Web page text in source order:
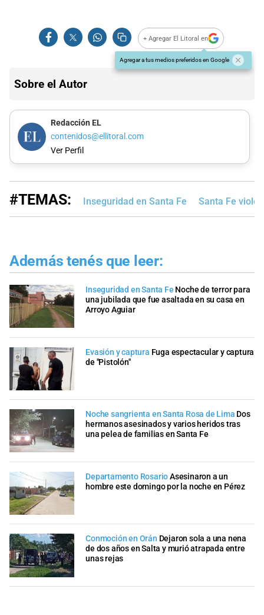
+ Agregar El Litoral en
Agregar a tus medios preferidos en Google
Sobre el Autor
Redacción EL
contenidos@ellitoral.com
Ver Perfil
#TEMAS: Inseguridad en Santa Fe Santa Fe
Además tenés que leer:
Inseguridad en Santa Fe Noche de terror para
una jubilada que fue asaltada en su casa en
Arroyo Aguiar
Evasión y captura Fuga espectacular y captura
de "Pistolón"
Noche sangrienta en Santa Rosa de Lima Dos
hermanos asesinados y varios heridos tras
una pelea de familias en Santa Fe
Departamento RosarioAsesinaron a un
hombre este domingo por la noche en Pérez
Conmoción en Orán Dejaron sola a una nena
de dos años en Salta y murió atrapada entre
unas rejas